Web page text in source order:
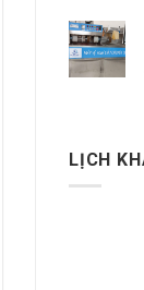
LỊCH